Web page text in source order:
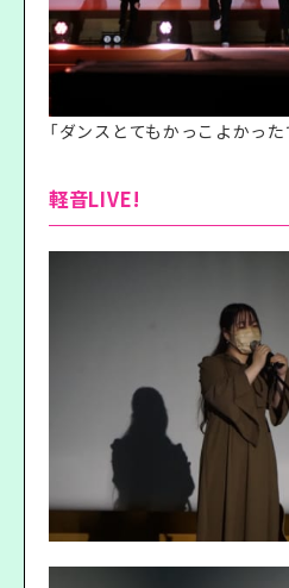
「ダンスとてもかっこよかったで
軽音LIVE!